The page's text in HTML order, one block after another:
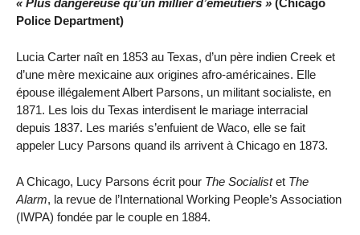
Plus dangereuse qu’un millier d’émeutiers
(Chicago
Police Department)
Lucia Carter naît en 1853 au Texas, d’un père indien Creek et
d’une mère mexicaine aux origines afro-américaines. Elle
épouse illégalement Albert Parsons, un militant socialiste, en
1871. Les lois du Texas interdisent le mariage interracial
depuis 1837. Les mariés s’enfuient de Waco, elle se fait
appeler Lucy Parsons quand ils arrivent à Chicago en 1873.
A Chicago, Lucy Parsons écrit pour The Socialistet The
Alarm, la revue de l’International Working People’s Association
(IWPA) fondée par le couple en 1884.